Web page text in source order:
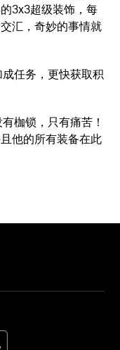
3x3超级装饰，每
汇，奇妙的事情就
任务，更快获取积
枷锁，只有痛苦！
他的所有装备在此
(opens in a new tab)